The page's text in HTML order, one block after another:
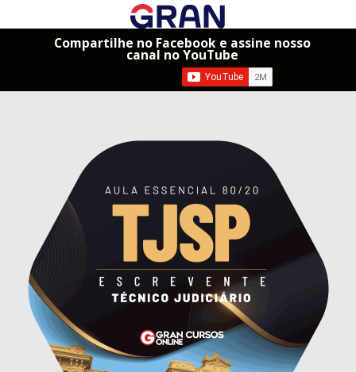
Compartilhe no Facebook e assine nosso
canal no YouTube